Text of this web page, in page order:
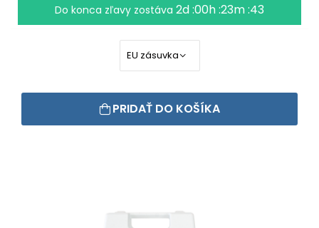
Do konca zľavy zostáva 2d :00h :23m :43
PRIDAŤ DO KOŠÍKA